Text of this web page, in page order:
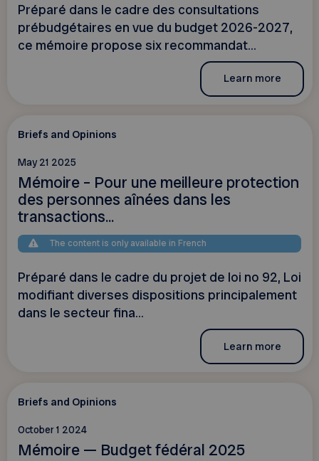
Préparé dans le cadre des consultations
prébudgétaires en vue du budget 2026-2027,
ce mémoire propose six recommandat...
Learn more
Briefs and Opinions
May 21 2025
Mémoire – Pour une meilleure protection
des personnes aînées dans les
transactions...
The content is only available in French
Préparé dans le cadre du projet de loi no 92, Loi
modifiant diverses dispositions principalement
dans le secteur fina...
Learn more
Briefs and Opinions
October 1 2024
Mémoire — Budget fédéral 2025